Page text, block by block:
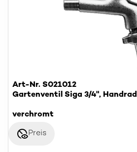
Art-Nr. S021012
Gartenventil Siga 3/4", Handrad
verchromt
disabled_visiblePreis